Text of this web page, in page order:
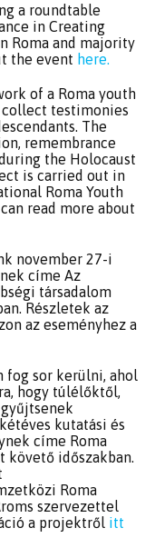
a roundtable
in Creating
Roma and majority
the event here.
of a Roma youth
testimonies
The
remembrance
the Holocaust
is carried out in
Roma Youth
read more about
november 27-i
címe Az
társadalom
Részletek az
az eseményhez a
fog sor kerülni, ahol
hogy túlélőktől,
kutatási és
címe Roma
követő időszakban.
Roma
szervezettel
a projektről itt